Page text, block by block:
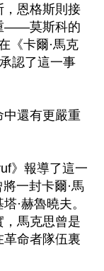
，恩格斯則接
——莫斯科的
《卡爾·馬克
認了這一事
還有更嚴重
》報導了這一
一封卡爾·馬
·赫魯曉夫。
馬克思曾是
命者隊伍裏